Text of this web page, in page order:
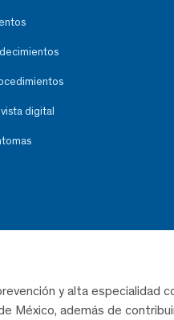
digital
y alta especialidad
México, además de